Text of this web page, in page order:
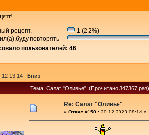
рецепт.
1 (2.2%)
повторять.
пользователей: 46
12 13 14 Вниз
Тема: Салат "Оливье" (Прочитано 347367 раз)
Re: Салат "Оливье"
« Ответ #150 : 20.12.2023 08:14 »